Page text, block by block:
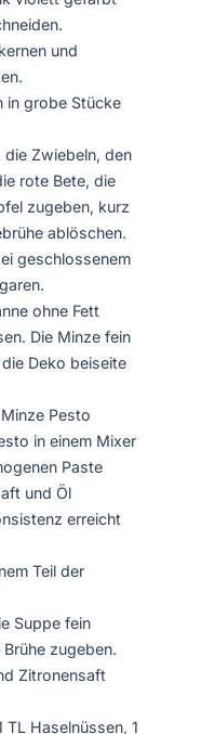
und
in grobe Stücke
die Zwiebeln, den
rote Bete, die
zugeben, kurz
ablöschen.
geschlossenem
ohne Fett
Die Minze fein
Deko beiseite
Pesto
in einem Mixer
Paste
und Öl
erreicht
Teil der
Suppe fein
zugeben.
Zitronensaft
TL Haselnüssen, 1